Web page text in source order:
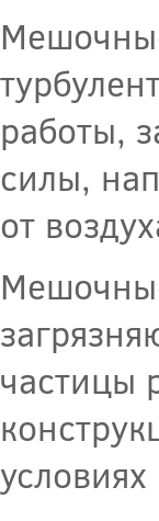
работы,
силы,
от
частицы